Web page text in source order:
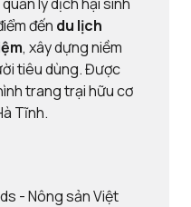
đến du lịch
, xây dựng niềm
tiêu dùng. Được
trang trại hữu cơ
Tĩnh.
- Nông sản Việt